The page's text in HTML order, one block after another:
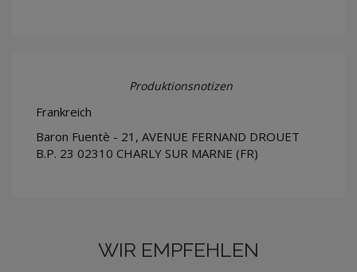
Produktionsnotizen
Frankreich
Baron Fuentè - 21, AVENUE FERNAND DROUET
B.P. 23 02310 CHARLY SUR MARNE (FR)
WIR EMPFEHLEN